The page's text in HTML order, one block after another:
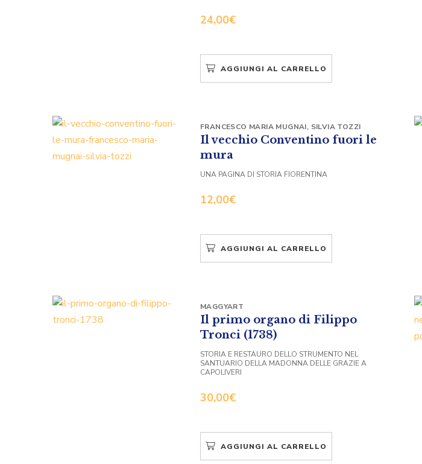
24,00€
AGGIUNGI AL CARRELLO
Il vecchio Conventino fuori le
mura
12,00€
FRANCESCO MARIA MUGNAI, SILVIA TOZZI
UNA PAGINA DI STORIA FIORENTINA
AGGIUNGI AL CARRELLO
Il primo organo di Filippo
Tronci (1738)
30,00€
MAGGYART
STORIA E RESTAURO DELLO STRUMENTO NEL
SANTUARIO DELLA MADONNA DELLE GRAZIE A
CAPOLIVERI
AGGIUNGI AL CARRELLO